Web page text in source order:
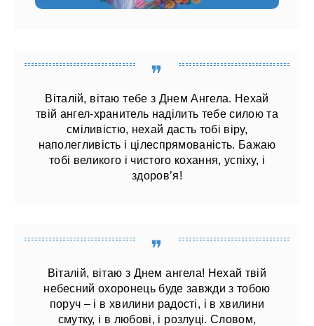
Віталій, вітаю тебе з Днем Ангела. Нехай
твій ангел-хранитель наділить тебе силою та
сміливістю, нехай дасть тобі віру,
наполегливість і цілеспрямованість. Бажаю
тобі великого і чистого кохання, успіху, і
здоров’я!
Віталій, вітаю з Днем ангела! Нехай твій
небесний охоронець буде завжди з тобою
поруч – і в хвилини радості, і в хвилини
смутку, і в любові, і розлуці. Словом,